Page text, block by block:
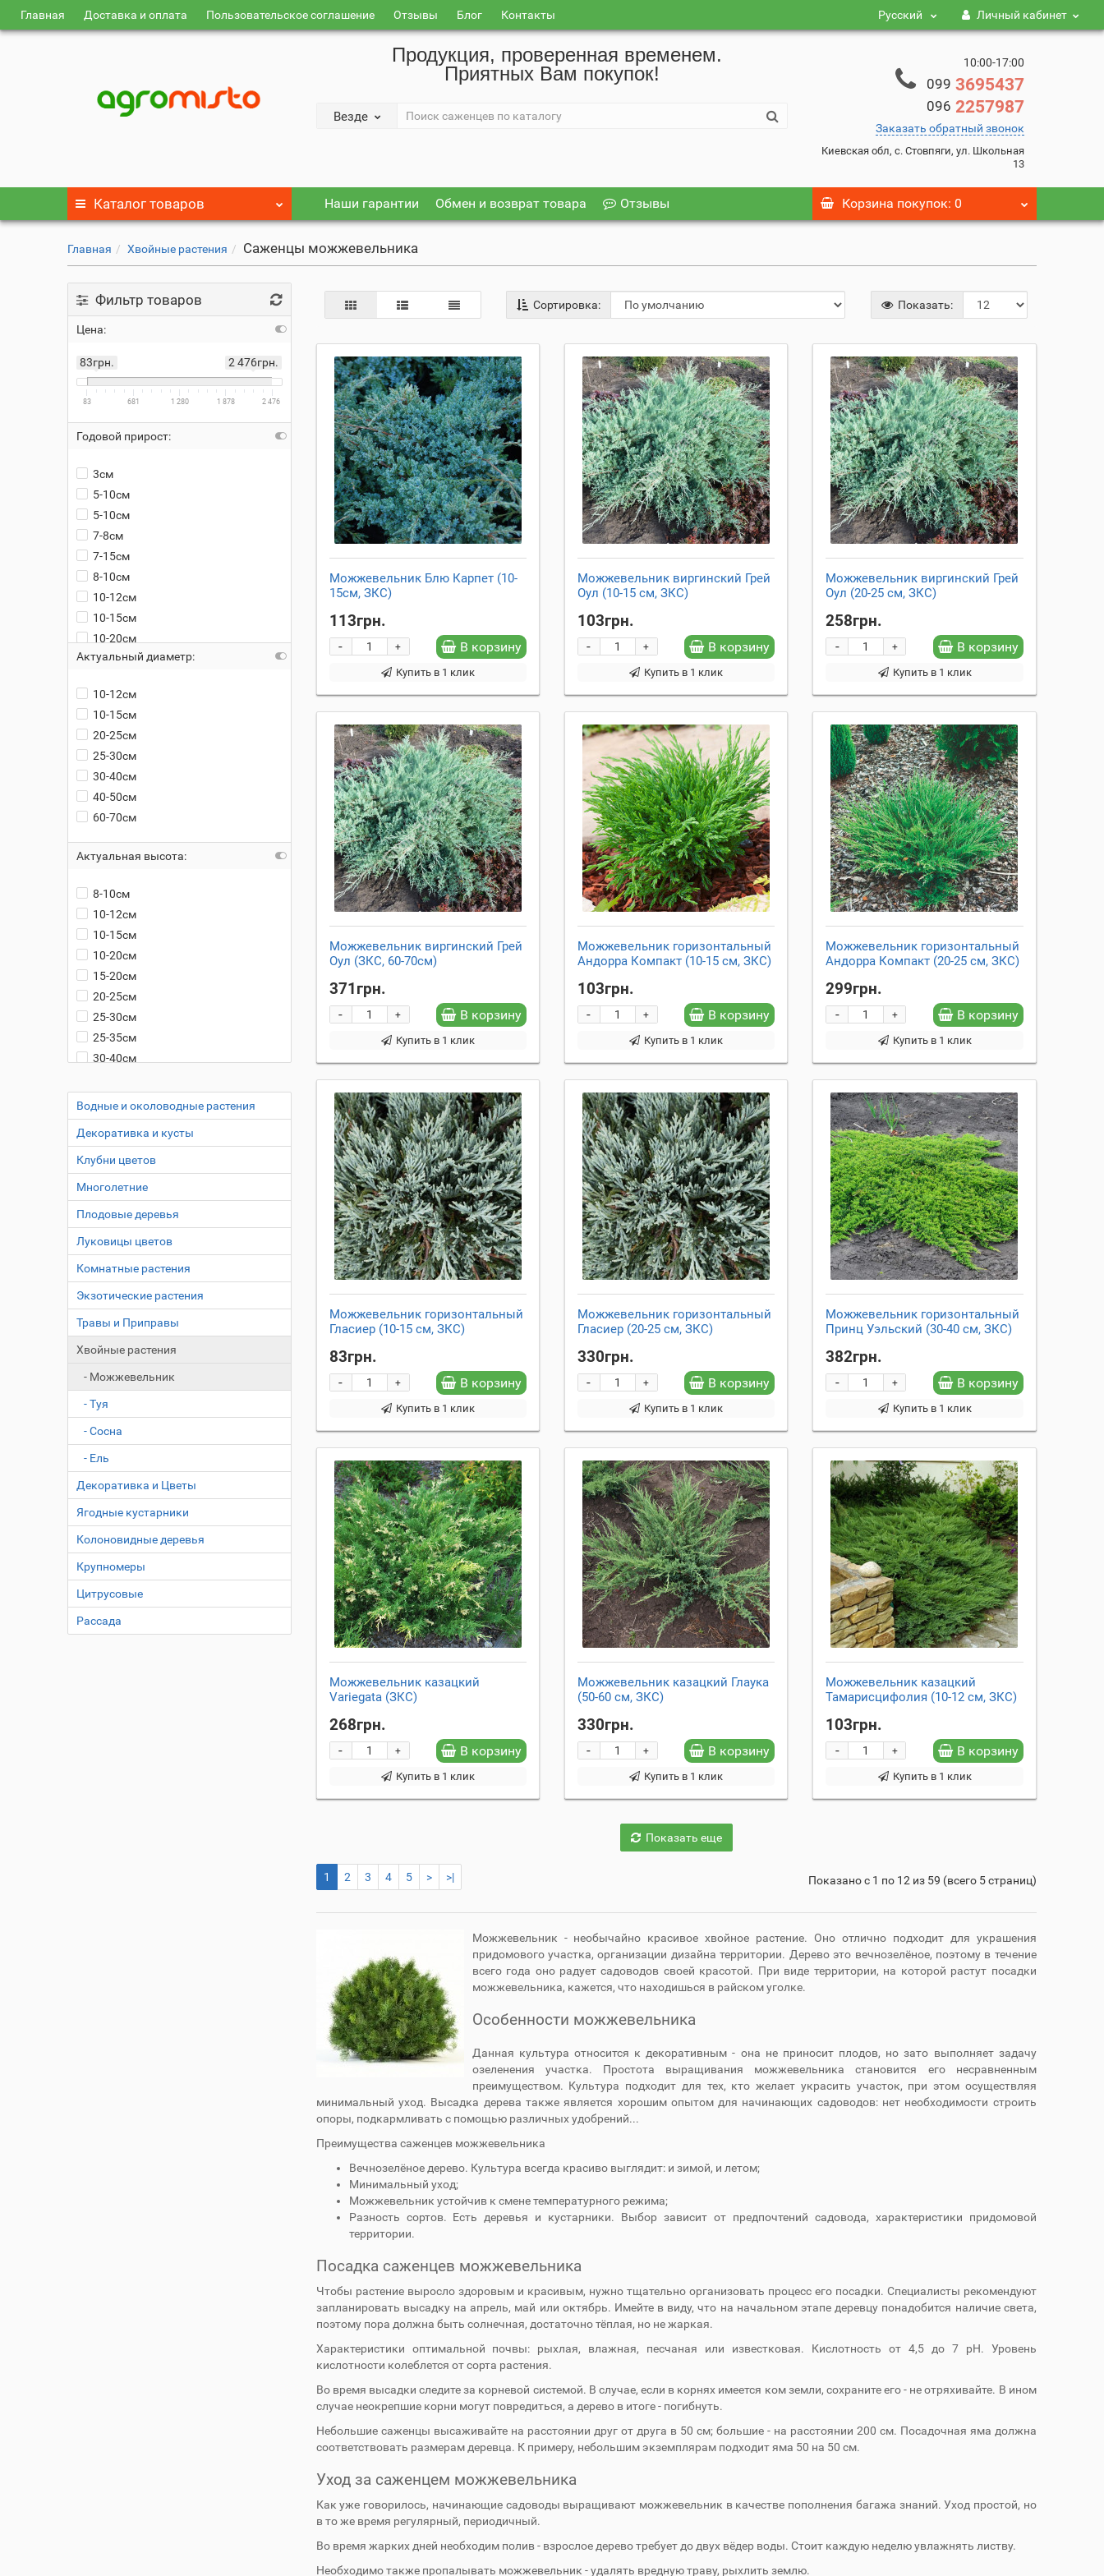
Главная Доставка и оплата Пользовательское соглашение Отзывы Блог Контакты Русский Личный кабинет
Продукция, проверенная временем.
Приятных Вам покупок!
Везде
10:00-17:00
099 3695437
096 2257987
Заказать обратный звонок
Киевская обл, с. Стовпяги, ул. Школьная
13
Каталог товаров Наши гарантии Обмен и возврат товара Отзывы Корзина покупок: 0
Главная Хвойные растения Саженцы можжевельника
Фильтр товаров
Цена:
83грн. 2 476грн.
83 681 1 280 1 878 2 476
Годовой прирост:
3см
5-10см
5-10см
7-8см
7-15см
8-10см
10-12см
10-15см
10-20см
15-20см
20-30см
25-30см
Актуальный диаметр:
10-12см
10-15см
20-25см
25-30см
30-40см
40-50см
60-70см
Актуальная высота:
8-10см
10-12см
10-15см
10-20см
15-20см
20-25см
25-30см
25-35см
30-40см
50-60см
60-70см
60-80см
80-100см
140-160см
Водные и околоводные растения
Декоративка и кусты
Клубни цветов
Многолетние
Плодовые деревья
Луковицы цветов
Комнатные растения
Экзотические растения
Травы и Приправы
Хвойные растения
- Можжевельник
- Туя
- Сосна
- Ель
Декоративка и Цветы
Ягодные кустарники
Колоновидные деревья
Крупномеры
Цитрусовые
Рассада
Сортировка: Показать:
Можжевельник Блю Карпет (10-
15см, ЗКС)
113грн.
+
- В корзину
Купить в 1 клик
Можжевельник виргинский Грей
Оул (10-15 см, ЗКС)
103грн.
+
- В корзину
Купить в 1 клик
Можжевельник виргинский Грей
Оул (20-25 см, ЗКС)
258грн.
+
- В корзину
Купить в 1 клик
Можжевельник виргинский Грей
Оул (ЗКС, 60-70см)
371грн.
+
- В корзину
Купить в 1 клик
Можжевельник горизонтальный
Андорра Компакт (10-15 см, ЗКС)
103грн.
+
- В корзину
Купить в 1 клик
Можжевельник горизонтальный
Андорра Компакт (20-25 см, ЗКС)
299грн.
+
- В корзину
Купить в 1 клик
Можжевельник горизонтальный
Гласиер (10-15 см, ЗКС)
83грн.
+
- В корзину
Купить в 1 клик
Можжевельник горизонтальный
Гласиер (20-25 см, ЗКС)
330грн.
+
- В корзину
Купить в 1 клик
Можжевельник горизонтальный
Принц Уэльский (30-40 см, ЗКС)
382грн.
+
- В корзину
Купить в 1 клик
Можжевельник казацкий
Variegata (ЗКС)
268грн.
+
- В корзину
Купить в 1 клик
Можжевельник казацкий Глаука
(50-60 см, ЗКС)
330грн.
+
- В корзину
Купить в 1 клик
Можжевельник казацкий
Тамарисцифолия (10-12 см, ЗКС)
103грн.
+
- В корзину
Купить в 1 клик
Показать еще
1 2 3 4 5 > >| Показано с 1 по 12 из 59 (всего 5 страниц)
Можжевельник - необычайно красивое хвойное растение. Оно отлично подходит для украшения
придомового участка, организации дизайна территории. Дерево это вечнозелёное, поэтому в течение
всего года оно радует садоводов своей красотой. При виде территории, на которой растут посадки
можжевельника, кажется, что находишься в райском уголке.
Особенности можжевельника
Данная культура относится к декоративным - она не приносит плодов, но зато выполняет задачу
озеленения участка. Простота выращивания можжевельника становится его несравненным
преимуществом. Культура подходит для тех, кто желает украсить участок, при этом осуществляя
минимальный уход. Высадка дерева также является хорошим опытом для начинающих садоводов: нет необходимости строить
опоры, подкармливать с помощью различных удобрений...
Преимущества саженцев можжевельника
Вечнозелёное дерево. Культура всегда красиво выглядит: и зимой, и летом;
Минимальный уход;
Можжевельник устойчив к смене температурного режима;
Разность сортов. Есть деревья и кустарники. Выбор зависит от предпочтений садовода, характеристики придомовой
территории.
Посадка саженцев можжевельника
Чтобы растение выросло здоровым и красивым, нужно тщательно организовать процесс его посадки. Специалисты рекомендуют
запланировать высадку на апрель, май или октябрь. Имейте в виду, что на начальном этапе деревцу понадобится наличие света,
поэтому пора должна быть солнечная, достаточно тёплая, но не жаркая.
Характеристики оптимальной почвы: рыхлая, влажная, песчаная или известковая. Кислотность от 4,5 до 7 pH. Уровень
кислотности колеблется от сорта растения.
Во время высадки следите за корневой системой. В случае, если в корнях имеется ком земли, сохраните его - не отряхивайте. В ином
случае неокрепшие корни могут повредиться, а дерево в итоге - погибнуть.
Небольшие саженцы высаживайте на расстоянии друг от друга в 50 см; большие - на расстоянии 200 см. Посадочная яма должна
соответствовать размерам деревца. К примеру, небольшим экземплярам подходит яма 50 на 50 см.
Уход за саженцем можжевельника
Как уже говорилось, начинающие садоводы выращивают можжевельник в качестве пополнения багажа знаний. Уход простой, но
в то же время регулярный, периодичный.
Во время жарких дней необходим полив - взрослое дерево требует до двух вёдер воды. Стоит каждую неделю увлажнять листву.
Необходимо также пропалывать можжевельник - удалять вредную траву, рыхлить землю.